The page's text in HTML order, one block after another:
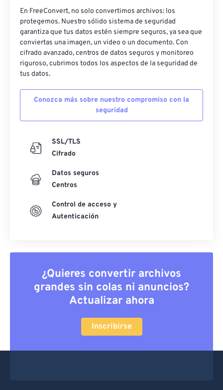
En FreeConvert, no solo convertimos archivos: los
protegemos. Nuestro sólido sistema de seguridad
garantiza que tus datos estén siempre seguros, ya sea que
conviertas una imagen, un video o un documento. Con
cifrado avanzado, centros de datos seguros y monitoreo
riguroso, cubrimos todos los aspectos de la seguridad de
tus datos.
Conozca más sobre nuestro compromiso con la
seguridad
SSL/TLS
Cifrado
Datos seguros
Centros
Control de acceso y
Autenticación
¿Quieres convertir archivos
grandes sin colas ni anuncios?
Actualizar ahora
Inscribirse